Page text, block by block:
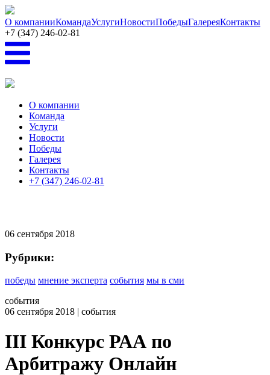
Перейти к основному содержанию
О компанииКомандаУслугиНовостиПобедыГалереяКонтакты
+7 (347) 246-02-81
О компании
Команда
Услуги
Новости
Победы
Галерея
Контакты
+7 (347) 246-02-81
06 сентября 2018
Рубрики:
победы мнение эксперта события мы в сми
события
06 сентября 2018 | события
III Конкурс РАА по
Арбитражу Онлайн